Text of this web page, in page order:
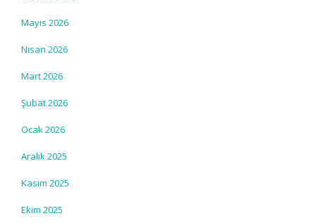
Mayıs 2026
Nisan 2026
Mart 2026
Şubat 2026
Ocak 2026
Aralık 2025
Kasım 2025
Ekim 2025